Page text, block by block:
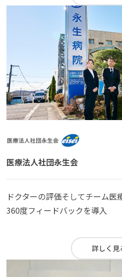
医療法人社団永生会
ドクターの評価そしてチーム医
360度フィードバックを導入
詳しく見